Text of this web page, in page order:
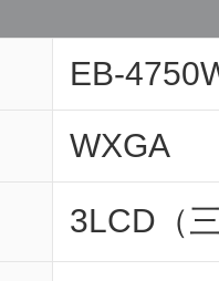
EB-
WXGA
3LCD（